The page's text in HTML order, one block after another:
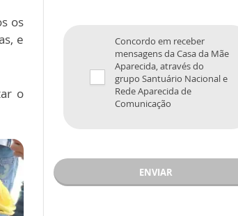
os
e
o
Concordo em receber
mensagens da Casa da Mãe
Aparecida, através do
grupo Santuário Nacional e
Rede Aparecida de
Comunicação
ENVIAR